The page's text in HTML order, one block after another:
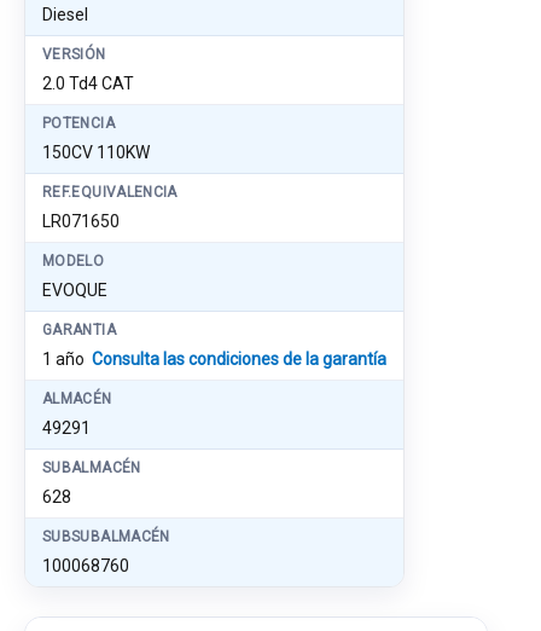
Diesel
VERSIÓN
2.0 Td4 CAT
POTENCIA
150CV 110KW
REF.EQUIVALENCIA
LR071650
MODELO
EVOQUE
GARANTIA
1 año Consulta las condiciones de la garantía
ALMACÉN
49291
SUBALMACÉN
628
SUBSUBALMACÉN
100068760